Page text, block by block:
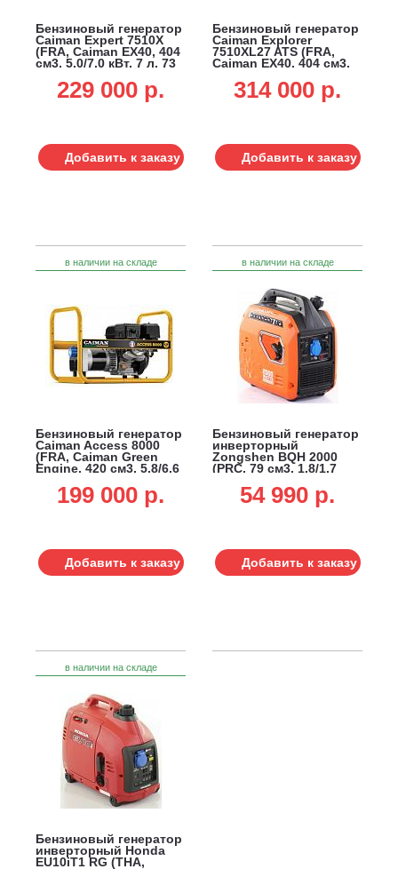
Бензиновый генератор
Caiman Expert 7510X
(FRA, Caiman EX40, 404
см3, 5.0/7.0 кВт, 7 л, 73
229 000 p.
Добавить к заказу
Бензиновый генератор
Caiman Explorer
7510XL27 ATS (FRA,
Caiman EX40, 404 см3,
электростарт + ATS,
83.5 кг)
314 000 p.
Добавить к заказу
в наличии на складе
Бензиновый генератор
Caiman Access 8000
(FRA, Caiman Green
Engine, 420 см3, 5.8/6.6
199 000 p.
Добавить к заказу
в наличии на складе
Бензиновый генератор
инверторный
Zongshen BQH 2000
(PRC, 79 см3, 1.8/1.7
54 990 p.
Добавить к заказу
в наличии на складе
Бензиновый генератор
инверторный Honda
EU10iT1 RG (THA,